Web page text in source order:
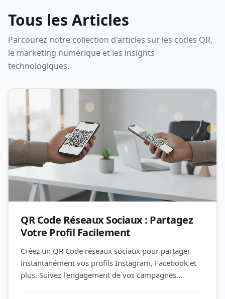
Tous les Articles
Parcourez notre collection d'articles sur les codes QR,
le marketing numérique et les insights
technologiques.
QR Code Réseaux Sociaux : Partagez
Votre Profil Facilement
Créez un QR Code réseaux sociaux pour partager
instantanément vos profils Instagram, Facebook et
plus. Suivez l'engagement de vos campagnes